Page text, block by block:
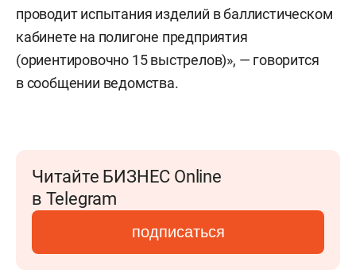
проводит испытания изделий в баллистическом
кабинете на полигоне предприятия
(ориентировочно 15 выстрелов)», — говорится
в сообщении ведомства.
Читайте БИЗНЕС Online
в Telegram
подписаться